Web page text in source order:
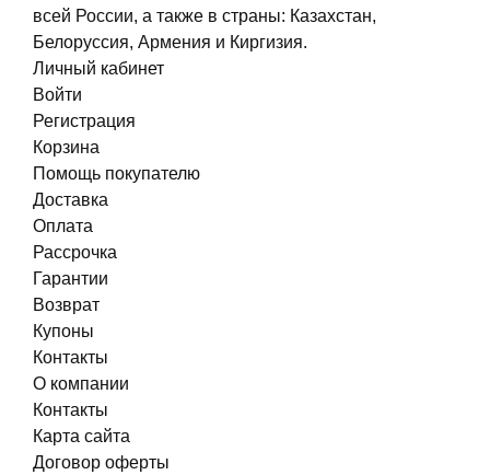
всей России, а также в страны: Казахстан,
Белоруссия, Армения и Киргизия.
Личный кабинет
Войти
Регистрация
Корзина
Помощь покупателю
Доставка
Оплата
Рассрочка
Гарантии
Возврат
Купоны
Контакты
О компании
Контакты
Карта сайта
Договор оферты